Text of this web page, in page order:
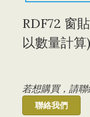
RDF72 窗
以數量計算)
若想購買，請聯
聯絡我們